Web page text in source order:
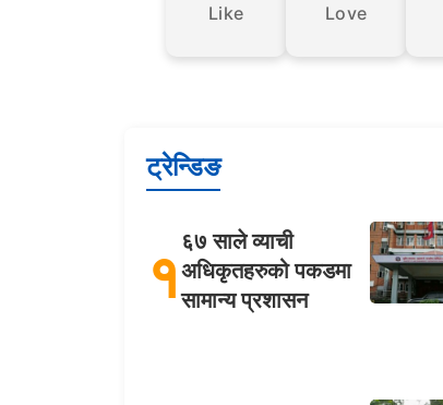
Like Love
ट्रेन्डिङ
१६७ साले व्याची
अधिकृतहरुको पकडमा
सामान्य प्रशासन